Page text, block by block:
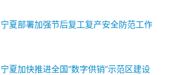
宁夏部署加强节后复工复产安全防范工作
宁夏加快推进全国“数字供销”示范区建设